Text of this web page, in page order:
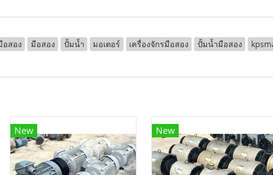
อสอง มือสอง ปั้มน้ำ มอเตอร์ เครื่องจักรมือสอง ปั้มน้ำมือสอง
New New